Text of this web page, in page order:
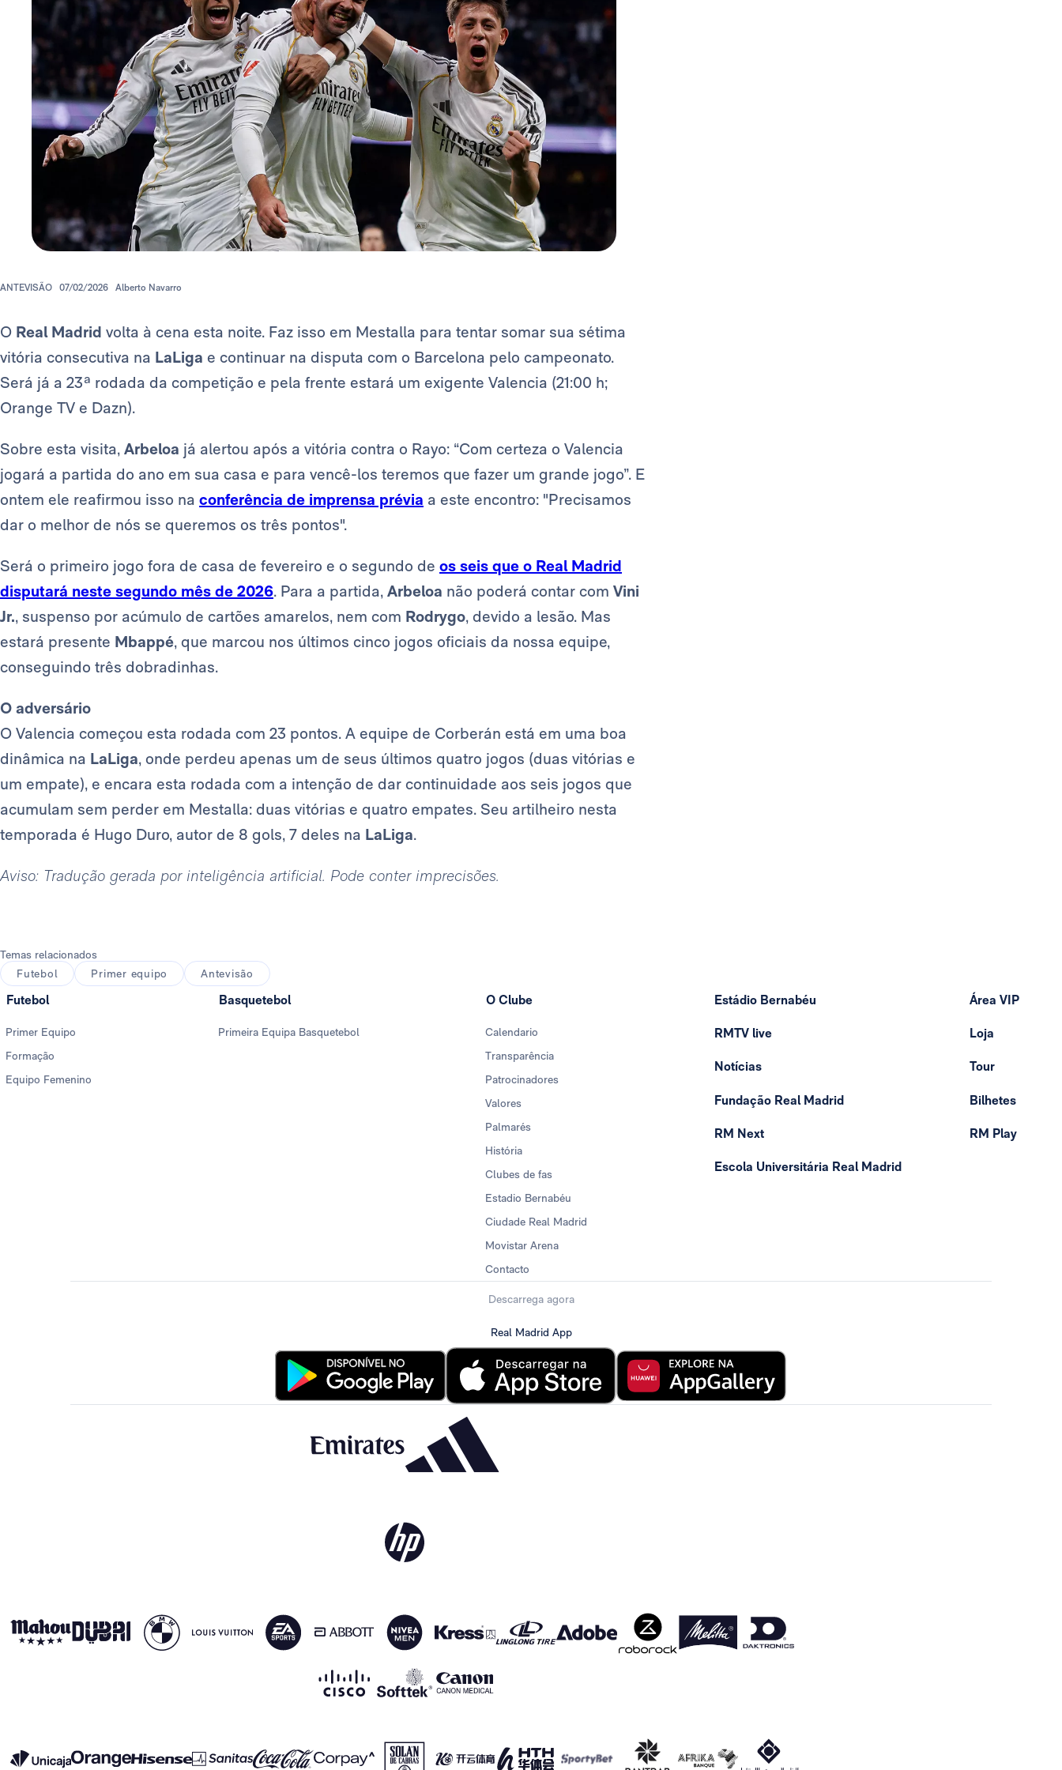
ANTEVISÃO 07/02/2026 Alberto Navarro
O Real Madrid volta à cena esta noite. Faz isso em Mestalla para tentar somar sua sétima
vitória consecutiva na LaLiga e continuar na disputa com o Barcelona pelo campeonato.
Será já a 23ª rodada da competição e pela frente estará um exigente Valencia (21:00 h;
Orange TV e Dazn).
Sobre esta visita, Arbeloa já alertou após a vitória contra o Rayo: “Com certeza o Valencia
jogará a partida do ano em sua casa e para vencê-los teremos que fazer um grande jogo”. E
ontem ele reafirmou isso na conferência de imprensa prévia a este encontro: "Precisamos
dar o melhor de nós se queremos os três pontos".
Será o primeiro jogo fora de casa de fevereiro e o segundo de os seis que o Real Madrid
disputará neste segundo mês de 2026. Para a partida, Arbeloa não poderá contar com Vini
Jr., suspenso por acúmulo de cartões amarelos, nem com Rodrygo, devido a lesão. Mas
estará presente Mbappé, que marcou nos últimos cinco jogos oficiais da nossa equipe,
conseguindo três dobradinhas.
O adversário
O Valencia começou esta rodada com 23 pontos. A equipe de Corberán está em uma boa
dinâmica na LaLiga, onde perdeu apenas um de seus últimos quatro jogos (duas vitórias e
um empate), e encara esta rodada com a intenção de dar continuidade aos seis jogos que
acumulam sem perder em Mestalla: duas vitórias e quatro empates. Seu artilheiro nesta
temporada é Hugo Duro, autor de 8 gols, 7 deles na LaLiga.
Aviso: Tradução gerada por inteligência artificial. Pode conter imprecisões.
Temas relacionados
Futebol
Primer equipo Antevisão
Futebol
Primer Equipo
Formação
Equipo Femenino
Basquetebol
Primeira Equipa Basquetebol
O Clube
Calendario
Transparência
Patrocinadores
Valores
Palmarés
História
Clubes de fas
Estadio Bernabéu
Ciudade Real Madrid
Movistar Arena
Contacto
Estádio Bernabéu
RMTV live
Notícias
Fundação Real Madrid
RM Next
Escola Universitária Real Madrid
Área VIP
Loja
Tour
Bilhetes
RM Play
Descarrega agora
Real Madrid App